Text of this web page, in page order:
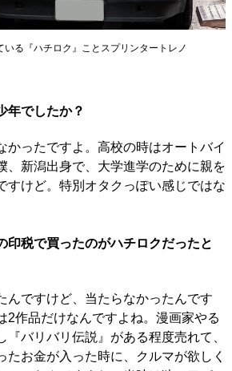
いる『ハチロク』ことスプリンタートレノ
年でしたか？
かったですよ。高校の時はオートバイ
、新潟出身で、大学進学のために親を
すけど。特別オタクっぽい感じではな
税で買ったのがハチロクだったと
んですけど、当たらなかったんです
2作品だけなんですよね。漫画家やる
『バリバリ伝説』がある程度売れて、
たお金が入った時に、クルマが欲しく